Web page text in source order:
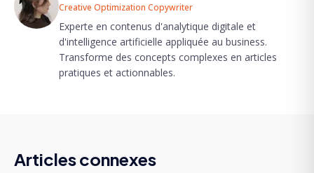
Creative Optimization Copywriter
Experte en contenus d'analytique digitale et
d'intelligence artificielle appliquée au business.
Transforme des concepts complexes en articles
pratiques et actionnables.
Articles connexes